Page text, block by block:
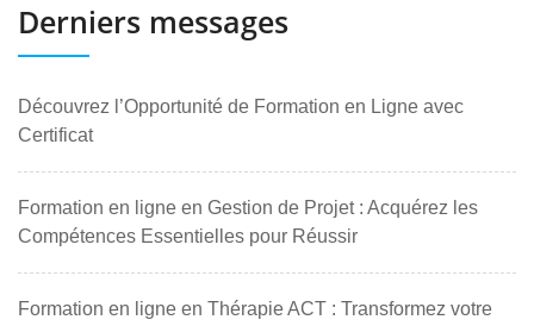
Derniers messages
Découvrez l’Opportunité de Formation en Ligne avec
Certificat
Formation en ligne en Gestion de Projet : Acquérez les
Compétences Essentielles pour Réussir
Formation en ligne en Thérapie ACT : Transformez votre